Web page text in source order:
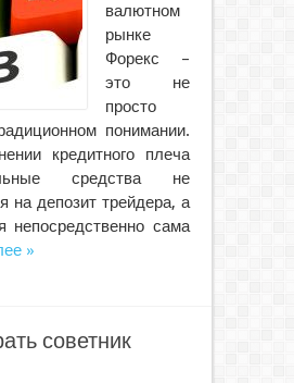
валютном
рынке
Форекс –
это не
просто
понимании.
кредитного плеча
средства не
на депозит трейдера, а
непосредственно сама
»
советник